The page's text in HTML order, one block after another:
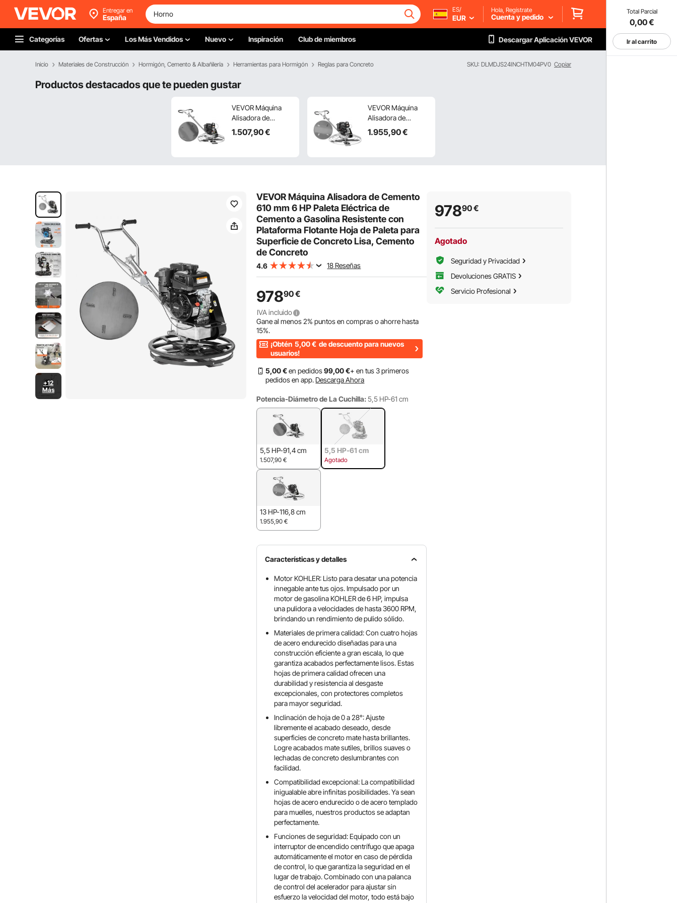
Total Parcial
0,00€
Ir al carrito
Entregar en
España
ES/
EUR
Hola, Regístrate
Cuenta y pedido
Categorías Ofertas Los Más Vendidos Nuevo Inspiración Club de miembros Descargar Aplicación VEVOR
Inicio Materiales de Construcción Hormigón, Cemento & Albañilería Herramientas para Hormigón Reglas para Concreto SKU: DLMDJS24INCHTM04PV0 Copiar
Productos destacados que te pueden gustar
VEVOR Máquina
Alisadora de
Cemento 965 mm 6
HP Paleta Eléctrica
Superficie de
Concreto Lisa,
Cemento de
Concreto
1.507,90€
VEVOR Máquina
Alisadora de
Cemento 1165 mm
14 HP Paleta
Superficie de
Concreto Lisa,
Cemento de
Concreto
1.955,90€
+12
Más
VEVOR Máquina Alisadora de Cemento
610 mm 6 HP Paleta Eléctrica de
Cemento a Gasolina Resistente con
Plataforma Flotante Hoja de Paleta para
Superficie de Concreto Lisa, Cemento
de Concreto
4.6 18 Reseñas
97890€
IVA incluido
Gane al menos2% puntos en compras o ahorre hasta
15%.
¡Obtén 5,00 € de descuento para nuevos
usuarios!
5,00 €en pedidos99,00 €+ en tus 3 primeros
pedidos en app. Descarga Ahora
Potencia-Diámetro de La Cuchilla: 5,5 HP-61 cm
5,5 HP-91,4 cm
1.507,90 €
5,5 HP-61 cm
Agotado
13 HP-116,8 cm
1.955,90 €
Características y detalles
Motor KOHLER: Listo para desatar una potencia
innegable ante tus ojos. Impulsado por un
motor de gasolina KOHLER de 6 HP, impulsa
una pulidora a velocidades de hasta 3600 RPM,
brindando un rendimiento de pulido sólido.
Materiales de primera calidad: Con cuatro hojas
de acero endurecido diseñadas para una
construcción eficiente a gran escala, lo que
garantiza acabados perfectamente lisos. Estas
hojas de primera calidad ofrecen una
durabilidad y resistencia al desgaste
excepcionales, con protectores completos
para mayor seguridad.
Inclinación de hoja de 0 a 28°: Ajuste
libremente el acabado deseado, desde
superficies de concreto mate hasta brillantes.
Logre acabados mate sutiles, brillos suaves o
lechadas de concreto deslumbrantes con
facilidad.
Compatibilidad excepcional: La compatibilidad
inigualable abre infinitas posibilidades. Ya sean
hojas de acero endurecido o de acero templado
para muelles, nuestros productos se adaptan
perfectamente.
Funciones de seguridad: Equipado con un
interruptor de encendido centrífugo que apaga
automáticamente el motor en caso de pérdida
de control, lo que garantiza la seguridad en el
lugar de trabajo. Combinado con una palanca
de control del acelerador para ajustar sin
esfuerzo la velocidad del motor, todo está bajo
97890€
Agotado
Seguridad y Privacidad
Devoluciones GRATIS
Servicio Profesional